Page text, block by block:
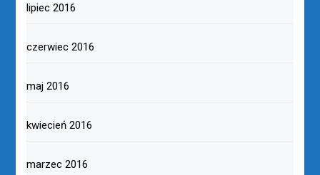
lipiec 2016
czerwiec 2016
maj 2016
kwiecień 2016
marzec 2016